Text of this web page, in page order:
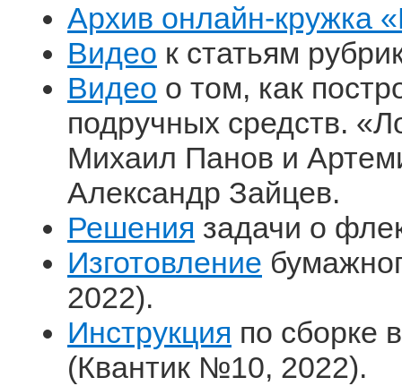
Архив онлайн-кружка
Видео к статьям
Видео о том, как
подручных средств.
Михаил Панов и
Александр Зайцев.
Решения задачи о
Изготовление
2022).
Инструкция по сборке
(Квантик №10, 2022).